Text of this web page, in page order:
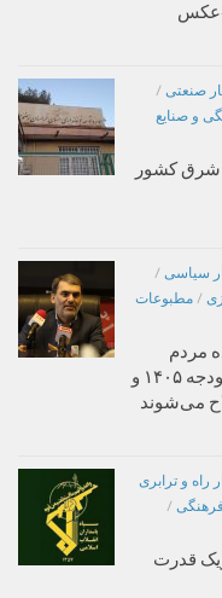
+عکس
صنعتی /
و صنایع
شرق کشور
سیاسی /
/ مطبوعات
مردم
تربت حیدریه در مجلس شورای اسلامی : بودجه ۱۴۰۵ و
می‌شوند
راه و ترابری
فرهنگی /
قدرت